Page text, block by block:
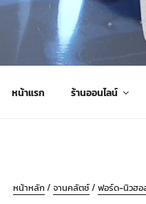
ไหล่ รถไถ แทรกเตอร์ เครื่อ
หน้าแรก ร้านออนไลน์
หน้าหลัก/ จานคลัตช์/ ฟอร์ด-นิวฮอ